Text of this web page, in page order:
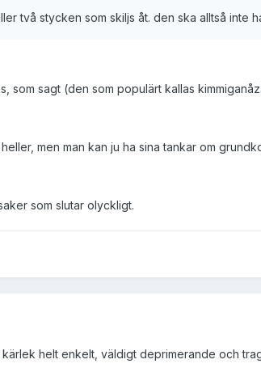
två stycken som skiljs åt. den ska alltså inte
som sagt (den som populärt kallas
men man kan ju ha sina tankar om
som slutar olyckligt.
helt enkelt, väldigt deprimerande och